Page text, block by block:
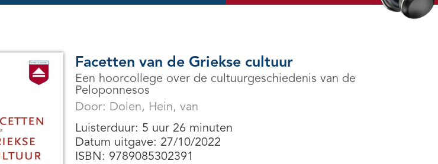
Facetten van de Griekse cultuur
Een hoorcollege over de cultuurgeschiedenis van de
Peloponnesos
Door: Dolen, Hein, van
Luisterduur: 5 uur 26 minuten
Datum uitgave: 27/10/2022
ISBN: 9789085302391